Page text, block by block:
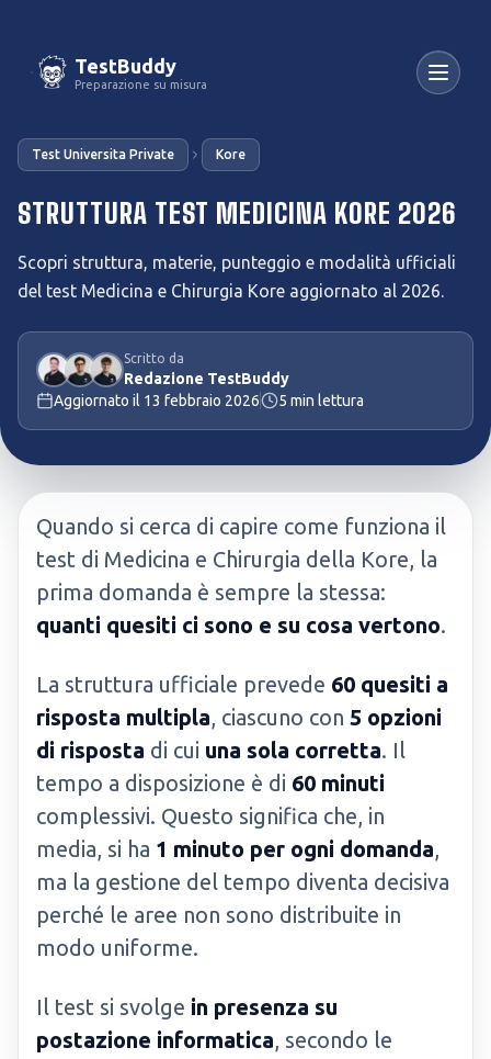
TestBuddy
Preparazione su misura
Test Universita Private Kore
STRUTTURA TEST MEDICINA KORE 2026
Scopri struttura, materie, punteggio e modalità ufficiali
del test Medicina e Chirurgia Kore aggiornato al 2026.
Scritto da
Redazione TestBuddy
Aggiornato il 13 febbraio 2026 5 min lettura
Quando si cerca di capire come funziona il
test di Medicina e Chirurgia della Kore, la
prima domanda è sempre la stessa:
quanti quesiti ci sono e su cosa vertono.
La struttura ufficiale prevede 60 quesiti a
risposta multipla, ciascuno con 5 opzioni
di risposta di cui una sola corretta. Il
tempo a disposizione è di 60 minuti
complessivi. Questo significa che, in
media, si ha 1 minuto per ogni domanda,
ma la gestione del tempo diventa decisiva
perché le aree non sono distribuite in
modo uniforme.
Il test si svolge in presenza su
postazione informatica, secondo le